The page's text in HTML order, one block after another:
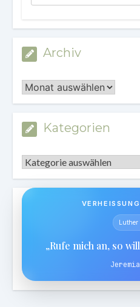
Archiv
Archiv
Kategorien
Kategorien
Luther
„Rufe mich an, so